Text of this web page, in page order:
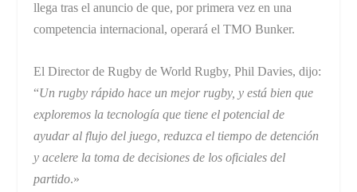
llega tras el anuncio de que, por primera vez en una
competencia internacional, operará el TMO Bunker.
El Director de Rugby de World Rugby, Phil Davies, dijo:
“Un rugby rápido hace un mejor rugby, y está bien que
exploremos la tecnología que tiene el potencial de
ayudar al flujo del juego, reduzca el tiempo de detención
y acelere la toma de decisiones de los oficiales del
partido.»